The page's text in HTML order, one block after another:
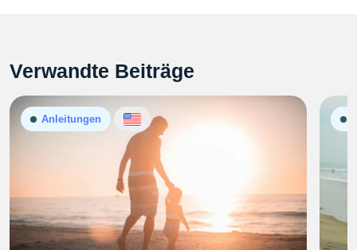
Verwandte Beiträge
Anleitungen